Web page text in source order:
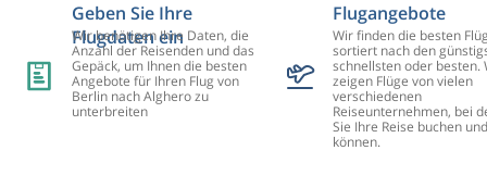
Geben Sie Ihre
Flugdaten ein
Wir benötigen Ihre Daten, die
Anzahl der Reisenden und das
Gepäck, um Ihnen die besten
Angebote für Ihren Flug von
Berlin nach Alghero zu
unterbreiten
Flugangebote
Wir finden die besten
sortiert nach den
schnellsten oder besten.
zeigen Flüge von vielen
verschiedenen
Reiseunternehmen, bei
Sie Ihre Reise buchen
können.